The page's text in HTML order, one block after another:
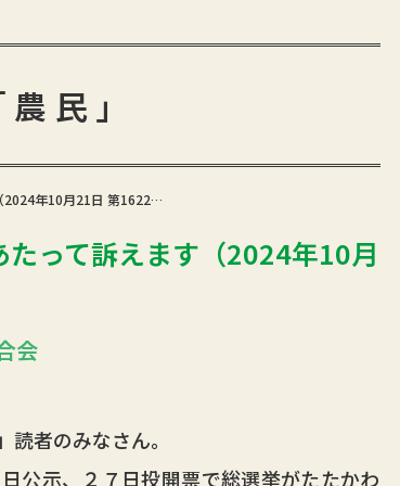
民」
年10月21日 第1622…
って訴えます（2024年10月
会
者のみなさん。
公示、２７日投開票で総選挙がたたかわ